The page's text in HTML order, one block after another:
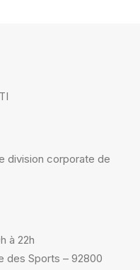
division corporate de
à 22h
des Sports – 92800